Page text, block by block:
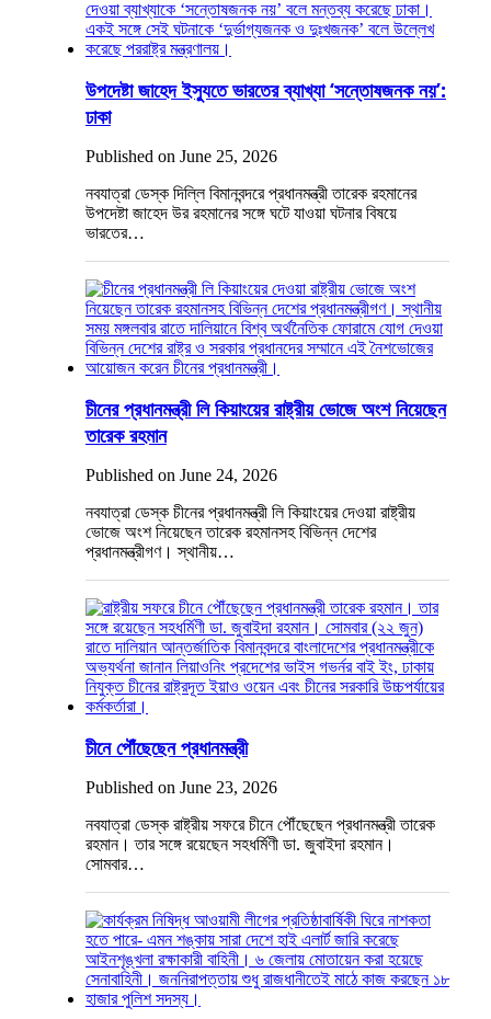
উপদেষ্টা জাহেদ ইস্যুতে ভারতের ব্যাখ্যা ‘সন্তোষজনক নয়’:
ঢাকা
Published on June 25, 2026
নবযাত্রা ডেস্ক দিল্লি বিমানবন্দরে প্রধানমন্ত্রী তারেক রহমানের
উপদেষ্টা জাহেদ উর রহমানের সঙ্গে ঘটে যাওয়া ঘটনার বিষয়ে
ভারতের…
চীনের প্রধানমন্ত্রী লি কিয়াংয়ের রাষ্ট্রীয় ভোজে অংশ নিয়েছেন
তারেক রহমান
Published on June 24, 2026
নবযাত্রা ডেস্ক চীনের প্রধানমন্ত্রী লি কিয়াংয়ের দেওয়া রাষ্ট্রীয়
ভোজে অংশ নিয়েছেন তারেক রহমানসহ বিভিন্ন দেশের
প্রধানমন্ত্রীগণ। স্থানীয়…
চীনে পৌঁছেছেন প্রধানমন্ত্রী
Published on June 23, 2026
নবযাত্রা ডেস্ক রাষ্ট্রীয় সফরে চীনে পৌঁছেছেন প্রধানমন্ত্রী তারেক
রহমান। তার সঙ্গে রয়েছেন সহধর্মিণী ডা. জুবাইদা রহমান।
সোমবার…